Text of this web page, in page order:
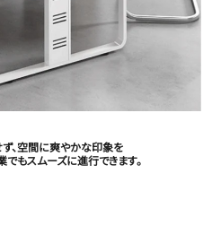
、空間に爽やかな印象を
でもスムーズに進行できます。